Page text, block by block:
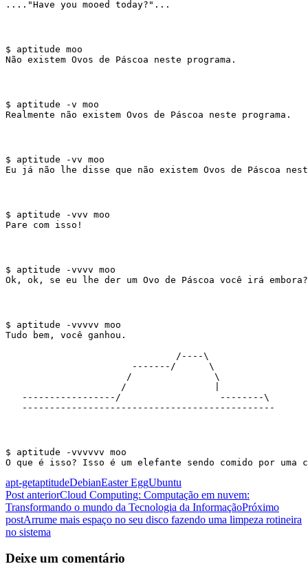
$ aptitude moo
$ aptitude -v moo
$ aptitude -vv moo
$ aptitude -vvv moo
$ aptitude -vvvv moo
$ aptitude -vvvvv moo
Tudo bem, você ganhou.
                               /----\
                       -------/      \
                      /               \
                     /                |
   -----------------/                  --------\
$ aptitude -vvvvvv moo
apt-getaptitudeDebianEaster EggUbuntu
Navegação
de
posts
Post anteriorCloud Computing: Computação em nuvem:
Transformando o mundo da Tecnologia da InformaçãoPróximo
postArrume mais espaço no seu disco fazendo uma limpeza rotineira
no sistema
Deixe um comentário